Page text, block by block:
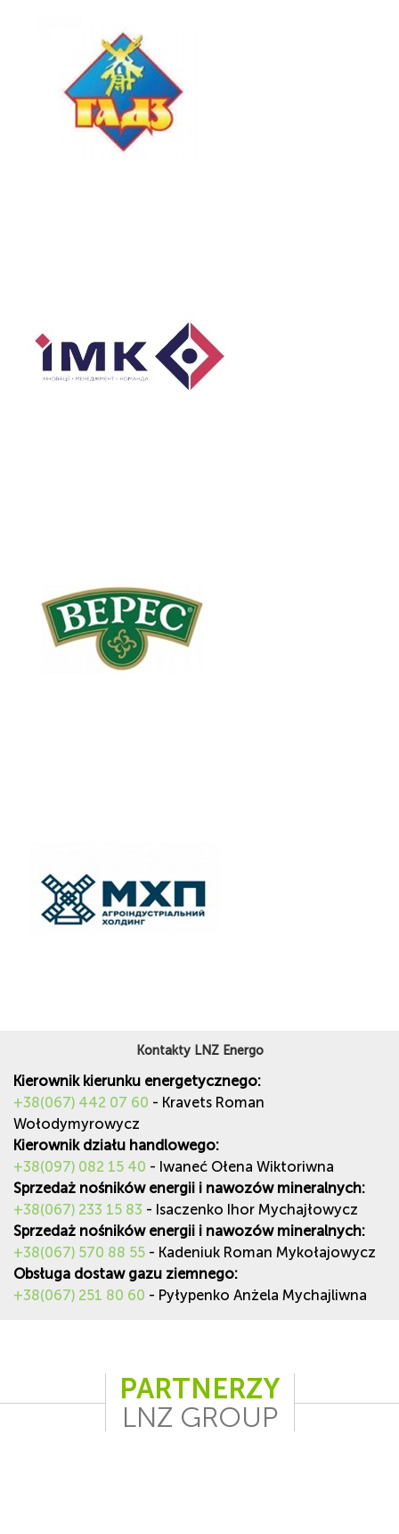
Kontakty LNZ Energo
Kierownik kierunku energetycznego:
+38(067) 442 07 60 - Kravets Roman
Wołodymyrowycz
Kierownik działu handlowego:
+38(097) 082 15 40 - Iwaneć Ołena Wiktoriwna
Sprzedaż nośników energii i nawozów mineralnych:
+38(067) 233 15 83 - Isaczenko Ihor Mychajłowycz
Sprzedaż nośników energii i nawozów mineralnych:
+38(067) 570 88 55 - Kadeniuk Roman Mykołajowycz
Obsługa dostaw gazu ziemnego:
+38(067) 251 80 60 - Pyłypenko Anżela Mychajliwna
PARTNERZY
LNZ GROUP